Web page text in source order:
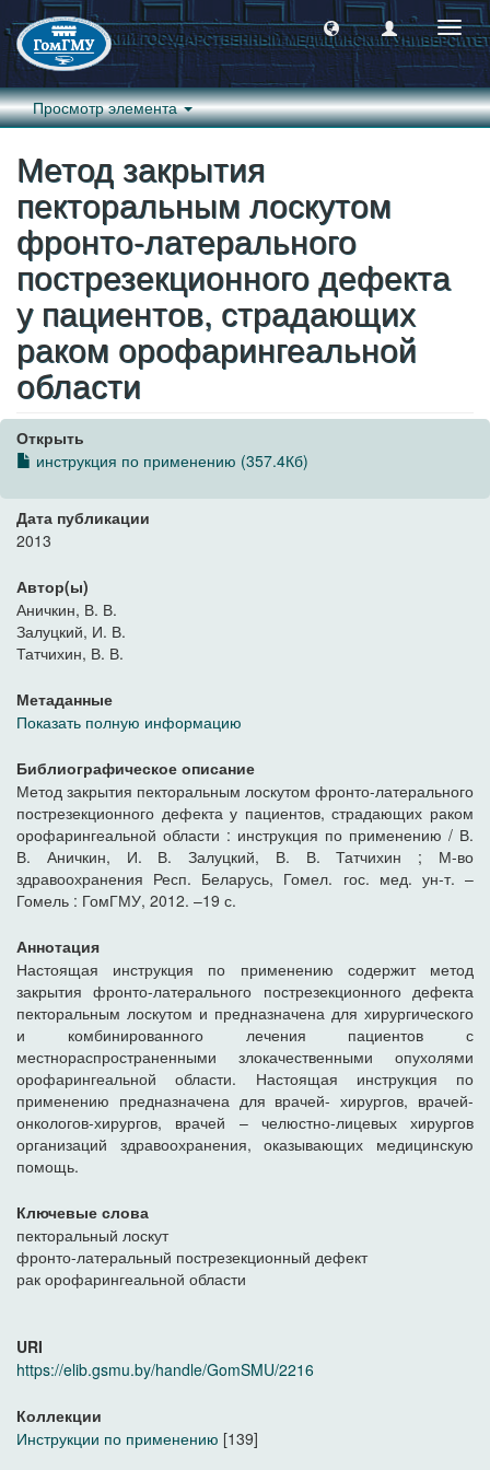
Просмотр элемента
Метод закрытия
пекторальным лоскутом
фронто-латерального
пострезекционного дефекта
у пациентов, страдающих
раком орофарингеальной
области
Открыть
инструкция по применению (357.4Кб)
Дата публикации
2013
Автор(ы)
Аничкин, В. В.
Залуцкий, И. В.
Татчихин, В. В.
Метаданные
Показать полную информацию
Библиографическое описание
Метод закрытия пекторальным лоскутом фронто-латерального
пострезекционного дефекта у пациентов, страдающих раком
орофарингеальной области : инструкция по применению / В.
В. Аничкин, И. В. Залуцкий, В. В. Татчихин ; М-во
здравоохранения Респ. Беларусь, Гомел. гос. мед. ун-т. –
Гомель : ГомГМУ, 2012. –19 с.
Аннотация
Настоящая инструкция по применению содержит метод
закрытия фронто-латерального пострезекционного дефекта
пекторальным лоскутом и предназначена для хирургического
и комбинированного лечения пациентов с
местнораспространенными злокачественными опухолями
орофарингеальной области. Настоящая инструкция по
применению предназначена для врачей- хирургов, врачей-
онкологов-хирургов, врачей – челюстно-лицевых хирургов
организаций здравоохранения, оказывающих медицинскую
помощь.
Ключевые слова
пекторальный лоскут
фронто-латеральный пострезекционный дефект
рак орофарингеальной области
URI
https://elib.gsmu.by/handle/GomSMU/2216
Коллекции
Инструкции по применению [139]